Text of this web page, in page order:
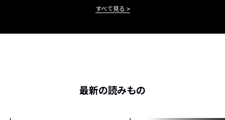
すべて見る
最新の読みもの